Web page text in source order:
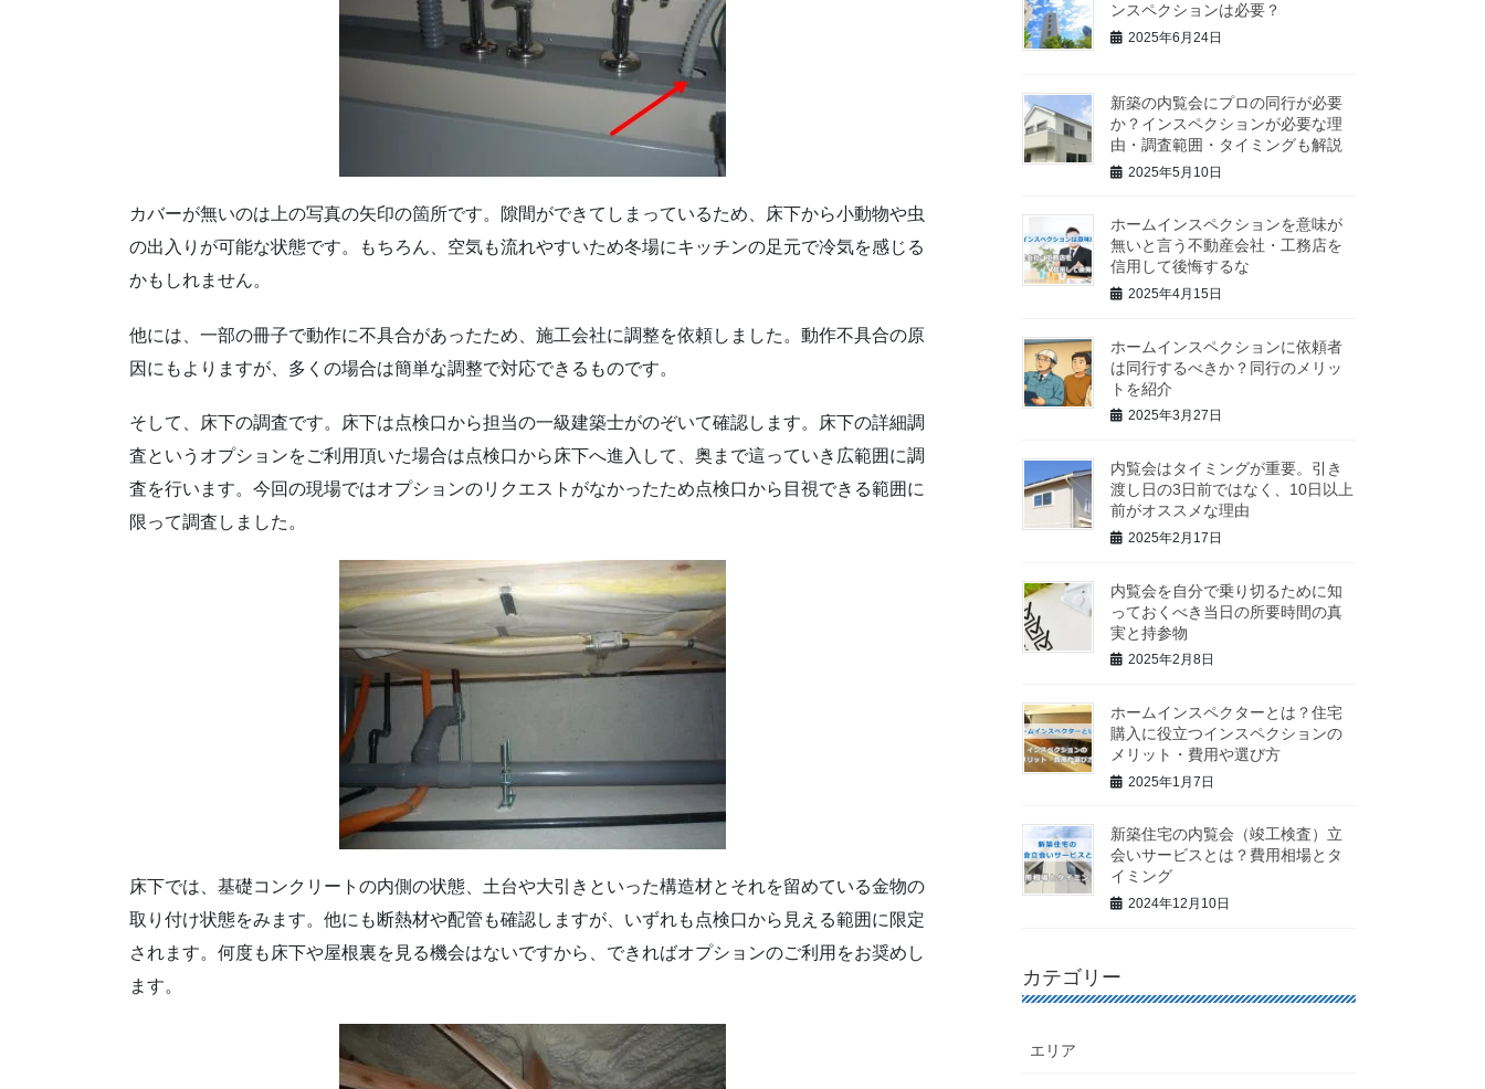
カバーが無いのは上の写真の矢印の箇所です。隙間ができてしまっているため、床下から小動物や虫
の出入りが可能な状態です。もちろん、空気も流れやすいため冬場にキッチンの足元で冷気を感じる
かもしれません。
他には、一部の冊子で動作に不具合があったため、施工会社に調整を依頼しました。動作不具合の原
因にもよりますが、多くの場合は簡単な調整で対応できるものです。
そして、床下の調査です。床下は点検口から担当の一級建築士がのぞいて確認します。床下の詳細調
査というオプションをご利用頂いた場合は点検口から床下へ進入して、奥まで這っていき広範囲に調
査を行います。今回の現場ではオプションのリクエストがなかったため点検口から目視できる範囲に
限って調査しました。
床下では、基礎コンクリートの内側の状態、土台や大引きといった構造材とそれを留めている金物の
取り付け状態をみます。他にも断熱材や配管も確認しますが、いずれも点検口から見える範囲に限定
されます。何度も床下や屋根裏を見る機会はないですから、できればオプションのご利用をお奨めし
ます。
ンスペクションは必要？
2025年6月24日
新築の内覧会にプロの同行が必要
か？インスペクションが必要な理
由・調査範囲・タイミングも解説
2025年5月10日
ホームインスペクションを意味が
無いと言う不動産会社・工務店を
信用して後悔するな
2025年4月15日
ホームインスペクションに依頼者
は同行するべきか？同行のメリッ
トを紹介
2025年3月27日
内覧会はタイミングが重要。引き
渡し日の3日前ではなく、10日以上
前がオススメな理由
2025年2月17日
内覧会を自分で乗り切るために知
っておくべき当日の所要時間の真
実と持参物
2025年2月8日
ホームインスペクターとは？住宅
購入に役立つインスペクションの
メリット・費用や選び方
2025年1月7日
新築住宅の内覧会（竣工検査）立
会いサービスとは？費用相場とタ
イミング
2024年12月10日
カテゴリー
エリア